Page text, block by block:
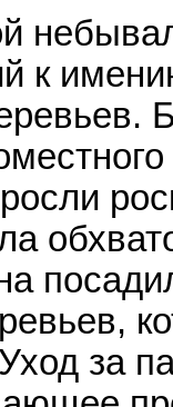
к
за